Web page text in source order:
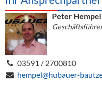
Peter Hempel
03591 / 2700810
hempel@hubauer-